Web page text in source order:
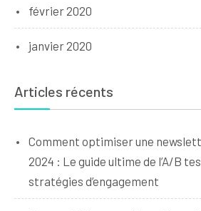
février 2020
janvier 2020
Articles récents
Comment optimiser une
2024 : Le guide ultime de l’A/B
stratégies d’engagement